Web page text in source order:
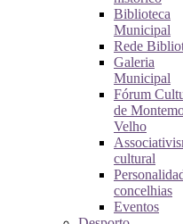
Biblioteca
Municipal
Rede
Galeria
Municipal
Fórum
de
Velho
cultural
concelhias
Eventos